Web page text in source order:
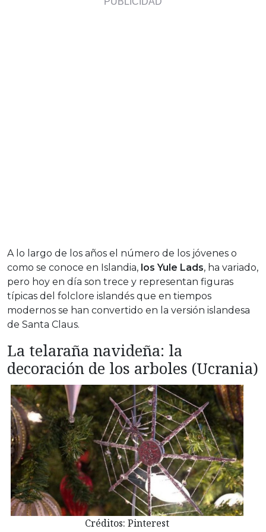
A lo largo de los años el número de los jóvenes o
como se conoce en Islandia, los Yule Lads, ha variado,
pero hoy en día son trece y representan figuras
típicas del folclore islandés que en tiempos
modernos se han convertido en la versión islandesa
de Santa Claus.
La telaraña navideña: la
decoración de los arboles (Ucrania)
Créditos: Pinterest